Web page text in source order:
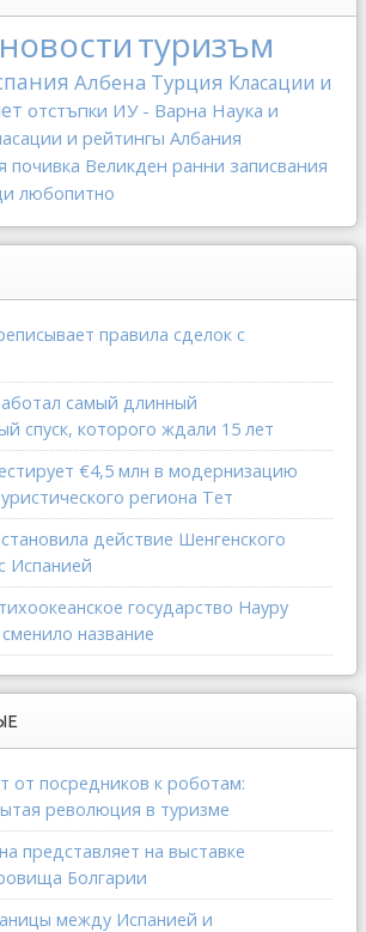
новоституризъм
Албена Турция Класации и
отстъпки ИУ - Варна Наука и
и рейтингы Албания
почивка Великден ранни записвания
любопитно
правила сделок с
самый длинный
спуск, которого ждали 15 лет
€4,5 млн в модернизацию
региона Тет
действие Шенгенского
Испанией
государство Науру
название
от посредников к роботам:
революция в туризме
представляет на выставке
Болгарии
между Испанией и